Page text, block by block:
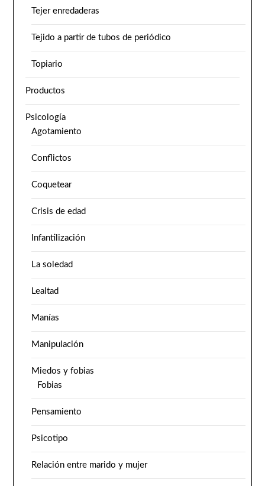
Tejer enredaderas
Tejido a partir de tubos de periódico
Topiario
Productos
Psicología
Agotamiento
Conflictos
Coquetear
Crisis de edad
Infantilización
La soledad
Lealtad
Manías
Manipulación
Miedos y fobias
Fobias
Pensamiento
Psicotipo
Relación entre marido y mujer